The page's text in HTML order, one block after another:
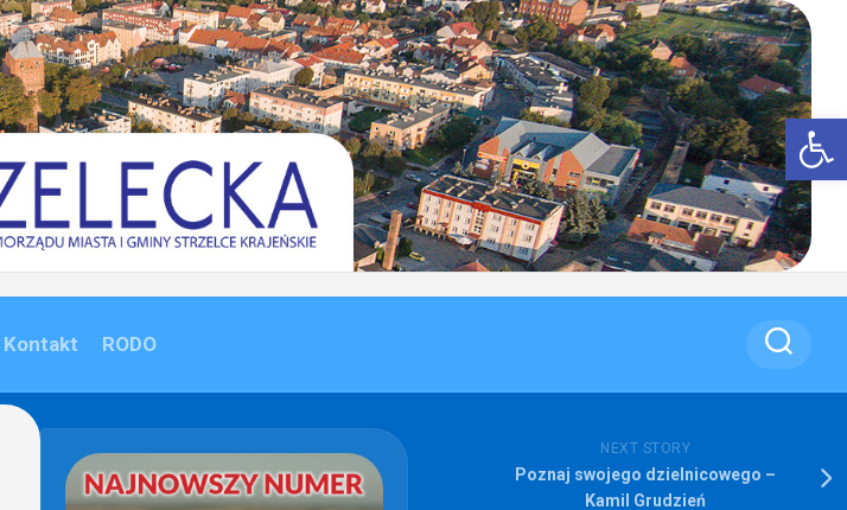
Kontakt RODO
NEXT STORY
Poznaj swojego dzielnicowego –
Kamil Grudzień